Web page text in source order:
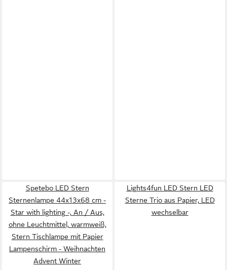
Spetebo LED Stern
Sternenlampe 44x13x68 cm -
Star with lighting -, An / Aus,
ohne Leuchtmittel, warmweiß,
Stern Tischlampe mit Papier
Lampenschirm - Weihnachten
Advent Winter
Lights4fun LED Stern LED
Sterne Trio aus Papier, LED
wechselbar